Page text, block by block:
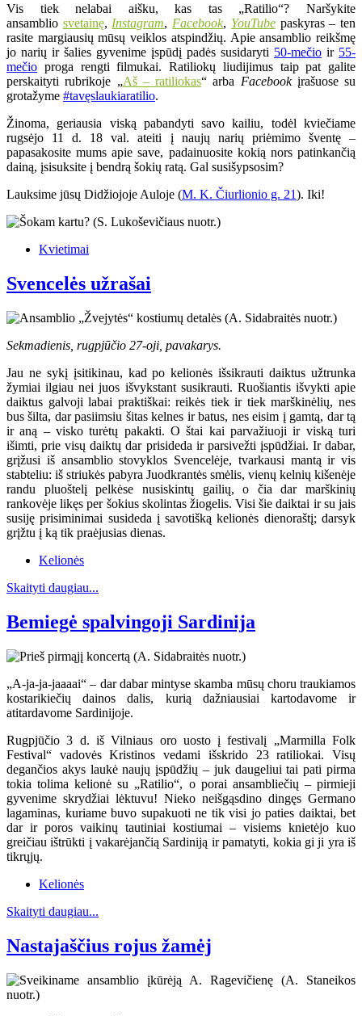
Vis tiek nelabai aišku, kas tas „Ratilio“? Naršykite
ansamblio svetainę, Instagram, Facebook, YouTubepaskyras – ten
rasite margiausių mūsų veiklos atspindžių. Apie ansamblio reikšmę
jo narių ir šalies gyvenime įspūdį padės susidaryti 50-mečio ir 55-
mečio proga rengti filmukai. Ratiliokų liudijimus taip pat galite
perskaityti rubrikoje „Aš – ratiliokas“ arba Facebookįrašuose su
grotažyme #tavęslaukiaratilio.
Žinoma, geriausia viską pabandyti savo kailiu, todėl kviečiame
rugsėjo 11 d. 18 val. ateiti į naujų narių priėmimo šventę –
papasakosite mums apie save, padainuosite kokią nors patinkančią
dainą, įsisuksite į bendrą šokių ratą. Gal susišypsosim?
Lauksime jūsų Didžiojoje Auloje (M. K. Čiurlionio g. 21). Iki!
Kvietimai
Svencelės užrašai
Sekmadienis, rugpjūčio 27-oji, pavakarys.
Jau ne sykį įsitikinau, kad po kelionės išsikrauti daiktus užtrunka
žymiai ilgiau nei juos išvykstant susikrauti. Ruošiantis išvykti apie
daiktus galvoji labai praktiškai: reikės tiek ir tiek marškinėlių, nes
bus šilta, dar pasiimsiu šitas kelnes ir batus, nes eisim į gamtą, dar tą
ir aną – visko turėtų pakakti. O štai kai parvažiuoji ir viską turi
išimti, prie visų daiktų dar prisideda ir parsivežti įspūdžiai. Ir dabar,
grįžusi iš ansamblio stovyklos Svencelėje, tvarkausi mantą ir vis
stabteliu: iš striukės pabyra Juodkrantės smėlis, vienų kelnių kišenėje
randu pluoštelį pelkėse nusiskintų gailių, o čia dar marškinių
rankovėje likęs per šokius skolintas žiogelis. Visi šie daiktai ir su jais
susiję prisiminimai susideda į savotišką kelionės dienoraštį; darsyk
grįžtu į ką tik praėjusias dienas.
Kelionės
Skaityti daugiau...
Bemiegė spalvingoji Sardinija
„A-ja-ja-jaaaai“ – dar dabar mintyse skamba mūsų choru traukiamos
kostarikiečių dainos dalis, kurią dažniausiai kartodavome ir
atitardavome Sardinijoje.
Rugpjūčio 3 d. iš Vilniaus oro uosto į festivalį „Marmilla Folk
Festival“ vadovės Kristinos vedami išskrido 23 ratiliokai. Visų
degančios akys laukė naujų įspūdžių – juk daugeliui tai pati pirma
tokia tolima kelionė su „Ratilio“, o porai ansambliečių – pirmieji
gyvenime skrydžiai lėktuvu! Nieko neišgąsdino dingęs Germano
lagaminas, kuriame buvo supakuoti ne tik visi jo paties daiktai, bet
dar ir poros vaikinų tautiniai kostiumai – visiems knietėjo kuo
greičiau ištrūkti į vakarėjančią Sardiniją ir pamatyti, kokia gi ji yra iš
tikrųjų.
Kelionės
Skaityti daugiau...
Nastajaščius rojus žamėj